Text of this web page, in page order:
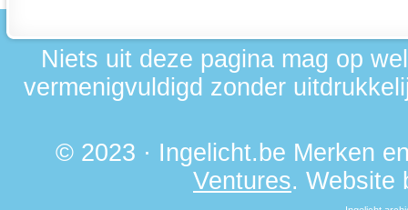
Niets uit deze pagina mag op
vermenigvuldigd zonder
© 2023 · Ingelicht.be Merken
Ventures. Website